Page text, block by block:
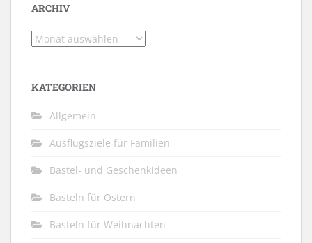
ARCHIV
Archiv
KATEGORIEN
Allgemein
Ausflugsziele für Familien
Bastel- und Geschenkideen
Basteln für Ostern
Basteln für Weihnachten